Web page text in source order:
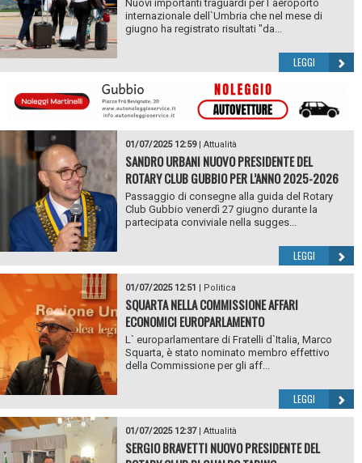
Nuovi importanti traguardi per l`aeroporto
internazionale dell`Umbria che nel mese di
giugno ha registrato risultati "da...
LEGGI
01/07/2025 12:59| Attualità
SANDRO URBANI NUOVO PRESIDENTE DEL
ROTARY CLUB GUBBIO PER L’ANNO 2025-2026
Passaggio di consegne alla guida del Rotary
Club Gubbio venerdì 27 giugno durante la
partecipata conviviale nella sugges...
LEGGI
01/07/2025 12:51 Politica
SQUARTA NELLA COMMISSIONE AFFARI
ECONOMICI EUROPARLAMENTO
L` europarlamentare di Fratelli d`Italia, Marco
Squarta, è stato nominato membro effettivo
della Commissione per gli aff...
LEGGI
01/07/2025 12:37| Attualità
SERGIO BRAVETTI NUOVO PRESIDENTE DEL